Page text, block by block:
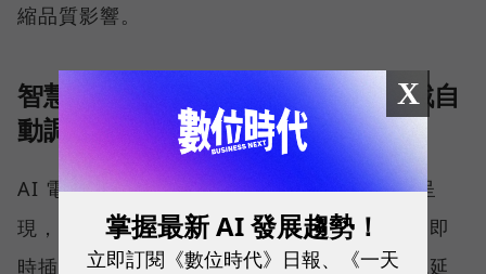
縮品質影響。
智慧場景辨識：依電影、球賽、遊戲自
動調整畫面
AI 電視能即時辨識播放內容，自動調整畫面呈
現，比如看電影時調整為劇院感色溫、看球賽即
時插幀消除動態殘影、玩遊戲時自動切換至低延
X
掌握最新 AI 發展趨勢！
立即訂閱《數位時代》日報、《一天